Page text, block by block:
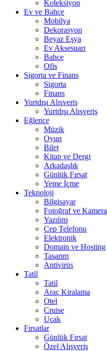
Koleksiyon
Ev ve Bahçe
Mobilya
Dekorasyon
Beyaz Eşya
Ev Aksesuarı
Bahçe
Ofis
Sigorta ve Finans
Sigorta
Finans
Yurtdışı Alışveriş
Yurtdışı Alışveriş
Eğlence
Müzik
Oyun
Bilet
Kitap ve Dergi
Arkadaşlık
Günlük Fırsat
Yeme İçme
Teknoloji
Bilgisayar
Fotoğraf ve Kamera
Yazılım
Cep Telefonu
Elektronik
Domain ve Hosting
Tasarım
Antivirüs
Tatil
Tatil
Araç Kiralama
Otel
Cruise
Uçak
Fırsatlar
Günlük Fırsat
Özel Alışveriş